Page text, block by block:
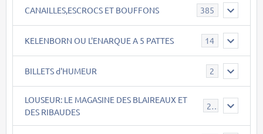
CANAILLES,ESCROCS ET BOUFFONS 385
KELENBORN OU L'ENARQUE A 5 PATTES 14
BILLETS d'HUMEUR 2
LOUSEUR: LE MAGASINE DES BLAIREAUX ET
DES RIBAUDES
21